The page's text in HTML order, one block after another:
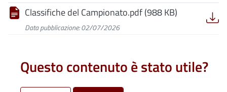
Classifiche del Campionato.pdf (988 KB)
Data pubblicazione: 02/07/2026
Questo contenuto è stato utile?